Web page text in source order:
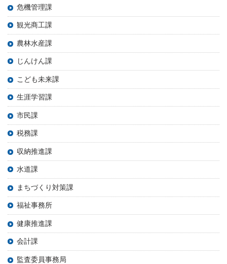
危機管理課
観光商工課
農林水産課
じんけん課
こども未来課
生涯学習課
市民課
税務課
収納推進課
水道課
まちづくり対策課
福祉事務所
健康推進課
会計課
監査委員事務局